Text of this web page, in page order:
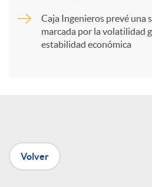
n
Caja Ingenieros prevé una
marcada por la volatilidad
estabilidad económica
Volver